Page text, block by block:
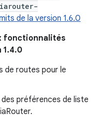
de la version 1.6.0
fonctionnalités
1.4.0
de routes pour le
préférences de liste